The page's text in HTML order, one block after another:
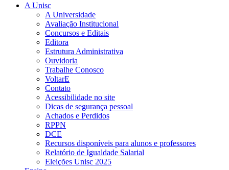
A Unisc
A Universidade
Avaliação Institucional
Concursos e Editais
Editora
Estrutura Administrativa
Ouvidoria
Trabalhe Conosco
VoltarE
Contato
Acessibilidade no site
Dicas de segurança pessoal
Achados e Perdidos
RPPN
DCE
Recursos disponíveis para alunos e professores
Relatório de Igualdade Salarial
Eleições Unisc 2025